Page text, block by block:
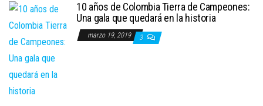
10 años de Colombia Tierra de Campeones:
Una gala que quedará en la historia
marzo 19, 2019 3